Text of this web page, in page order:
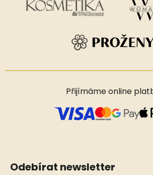
Přijímáme online
Odebírat newsletter